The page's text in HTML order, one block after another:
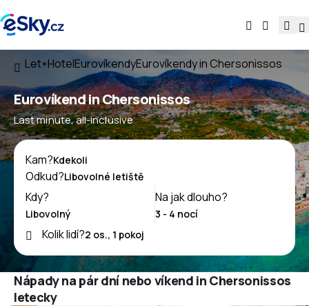
Let+HotelEurovíkendyEurovíkendy in Chersonissos
Eurovíkend in Chersonissos
Last minute, all-inclusive
Kam?
Odkud?
Kdy?
Na jak dlouho?
Kolik lidí?
Nápady na pár dní nebo víkend in Chersonissos
letecky